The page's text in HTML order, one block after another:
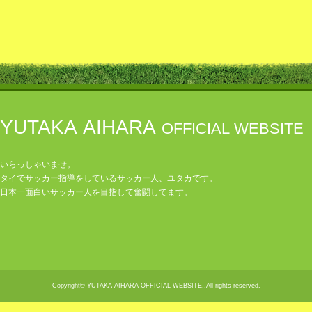
YUTAKA AIHARA OFFICIAL WEBSITE
いらっしゃいませ。
タイでサッカー指導をしているサッカー人、ユタカです。
日本一面白いサッカー人を目指して奮闘してます。
Copyright© YUTAKA AIHARA OFFICIAL WEBSITE..All rights reserved.